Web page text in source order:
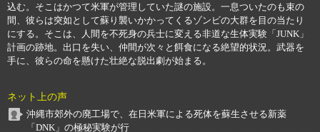
込む。そこはかつて米軍が管理していた謎の施設。一息ついたのも束の
間、彼らは突如として蘇り襲いかかってくるゾンビの大群を目の当たり
にする。そこは、人間を不死身の兵士に変える非道な生体実験「JUNK」
計画の跡地。出口を失い、仲間が次々と餌食になる絶望的状況。武器を
手に、彼らの命を懸けた壮絶な脱出劇が始まる。
ネット上の声
沖縄市郊外の廃工場で、在日米軍による死体を蘇生させる新薬
「DNK」の極秘実験が行